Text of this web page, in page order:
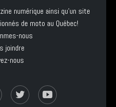
numérique ainsi qu'un site
de moto au Québec!
nous
joindre
nous